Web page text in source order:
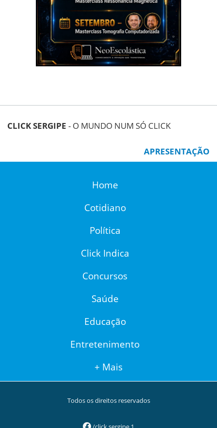
CLICK SERGIPE - O MUNDO NUM SÓ CLICK
APRESENTAÇÃO
Home
Cotidiano
Política
Click Indica
Concursos
Saúde
Educação
Entretenimento
+ Mais
Todos os direitos reservados